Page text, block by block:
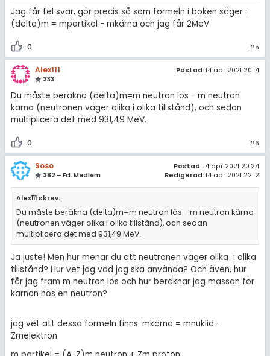
Jag får fel svar, gör precis så som formeln i boken säger :
(delta)m = mpartikel - mkärna och jag får 2MeV
0 #5
Alex111
333
Postad:14 apr 2021 20:14
Du måste beräkna (delta)m=m neutron lös - m neutron
kärna (neutronen väger olika i olika tillstånd), och sedan
multiplicera det med 931,49 MeV.
0 #6
Soso
382 – Fd. Medlem
Postad:14 apr 2021 20:24
Redigerad:14 apr 2021 22:12
Alex111 skrev:
Du måste beräkna (delta)m=m neutron lös - m neutron kärna
(neutronen väger olika i olika tillstånd), och sedan
multiplicera det med 931,49 MeV.
Ja juste! Men hur menar du att neutronen väger olika i olika
tillstånd? Hur vet jag vad jag ska använda? Och även, hur
får jag fram m neutron lös och hur beräknar jag massan för
kärnan hos en neutron?
jag vet att dessa formeln finns: mkärna = mnuklid-
Zmelektron